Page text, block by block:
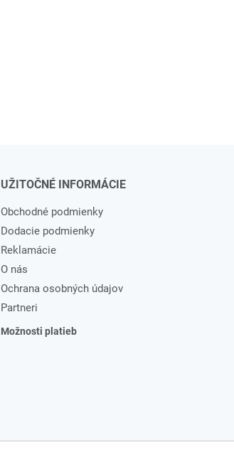
UŽITOČNÉ INFORMÁCIE
Obchodné podmienky
Dodacie podmienky
Reklamácie
O nás
Ochrana osobných údajov
Partneri
Možnosti platieb